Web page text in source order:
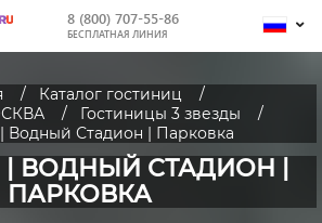
8 (800) 707-55-86
БЕСПЛАТНАЯ ЛИНИЯ
Каталог гостиниц
Гостиницы 3 звезды
Водный Стадион | Парковка
ВОДНЫЙ СТАДИОН |
ПАРКОВКА